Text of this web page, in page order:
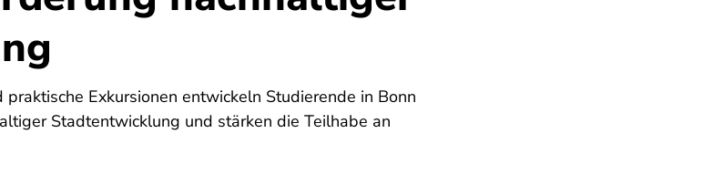
Exkursionen entwickeln Studierende in Bonn
Stadtentwicklung und stärken die Teilhabe an